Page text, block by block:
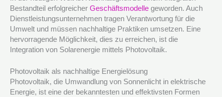
Bestandteil erfolgreicher Geschäftsmodelle geworden. Auch
Dienstleistungsunternehmen tragen Verantwortung für die
Umwelt und müssen nachhaltige Praktiken umsetzen. Eine
hervorragende Möglichkeit, dies zu erreichen, ist die
Integration von Solarenergie mittels Photovoltaik.
Photovoltaik als nachhaltige Energielösung
Photovoltaik, die Umwandlung von Sonnenlicht in elektrische
Energie, ist eine der bekanntesten und effektivsten Formen